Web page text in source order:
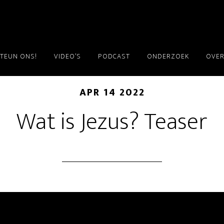
ONS! VIDEO’S PODCAST ONDERZOEK
APR 14 2022
Wat is Jezus? Teaser